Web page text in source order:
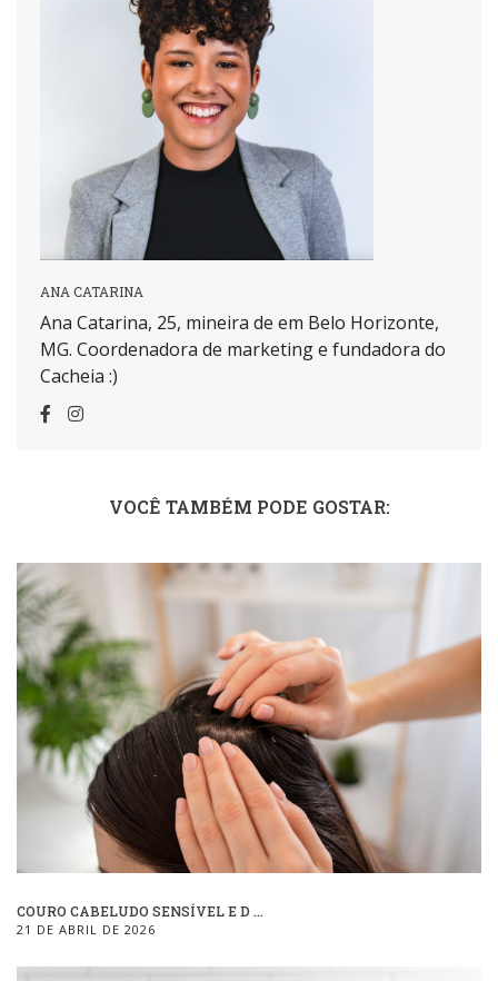
ANA CATARINA
Ana Catarina, 25, mineira de em Belo Horizonte,
MG. Coordenadora de marketing e fundadora do
Cacheia :)
VOCÊ TAMBÉM PODE GOSTAR:
COURO CABELUDO SENSÍVEL E D ...
21 DE ABRIL DE 2026